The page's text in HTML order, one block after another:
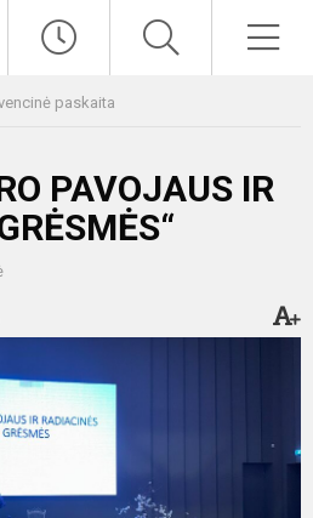
paskaita
PAVOJAUS IR